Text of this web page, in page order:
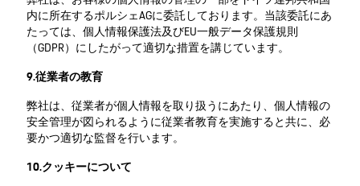
内に所在するポルシェAGに委託しております。当該委託にあ
たっては、個人情報保護法及びEU一般データ保護規則
（GDPR）にしたがって適切な措置を講じています。
9.従業者の教育
弊社は、従業者が個人情報を取り扱うにあたり、個人情報の
安全管理が図られるように従業者教育を実施すると共に、必
要かつ適切な監督を行います。
10.クッキーについて